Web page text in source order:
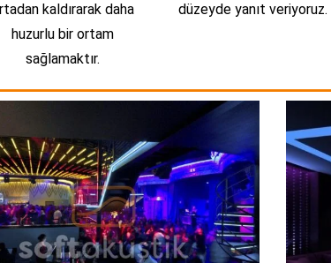
kaldırarak daha
huzurlu bir ortam
sağlamaktır.
düzeyde yanıt veriyoruz.